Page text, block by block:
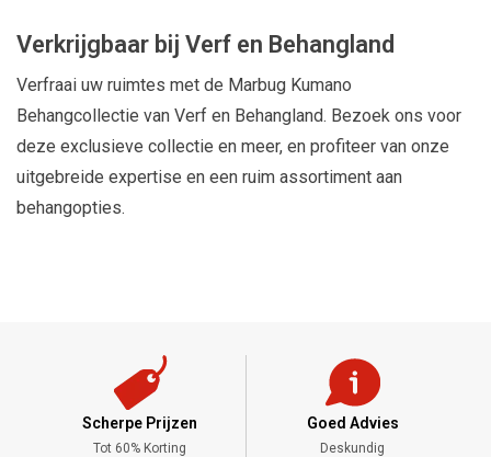
Verkrijgbaar bij Verf en Behangland
Verfraai uw ruimtes met de Marbug Kumano
Behangcollectie van Verf en Behangland. Bezoek ons voor
deze exclusieve collectie en meer, en profiteer van onze
uitgebreide expertise en een ruim assortiment aan
behangopties.
Scherpe Prijzen
Tot 60% Korting
Goed Advies
Deskundig